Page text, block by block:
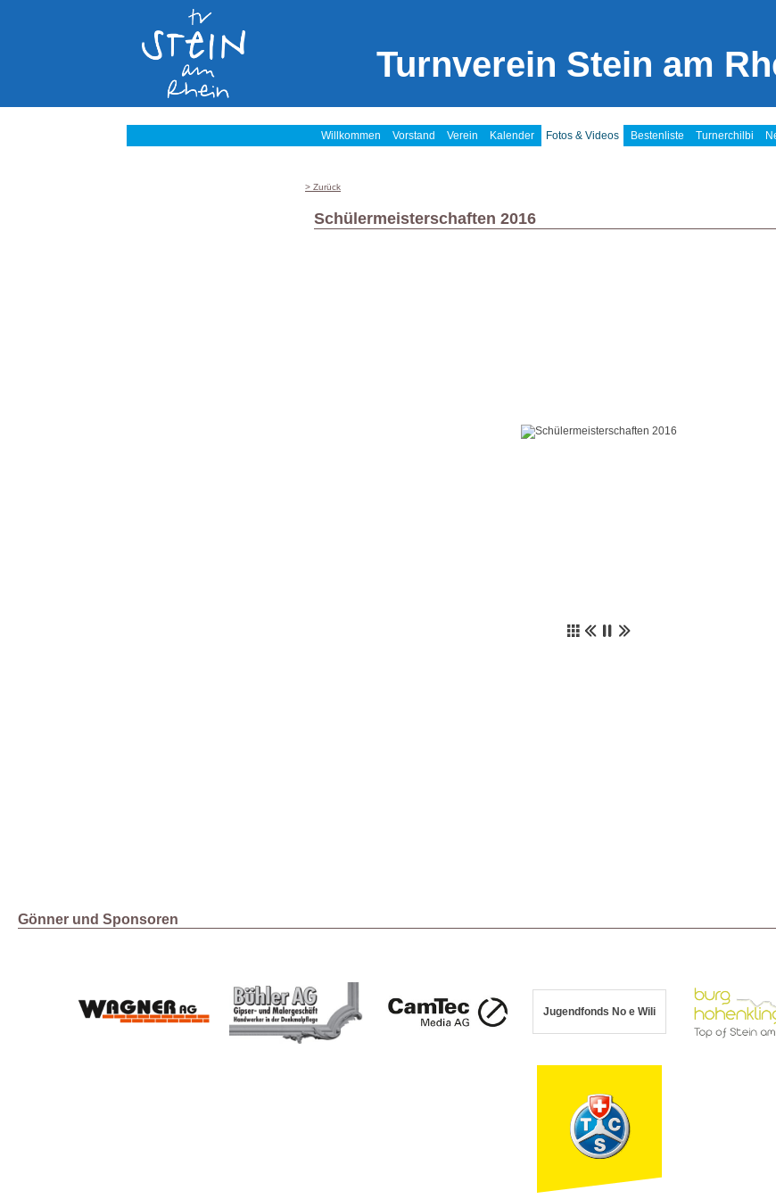
Turnverein Stein am
Willkommen Vorstand Verein Kalender Fotos & Videos Bestenliste Turnerchilbi
> Zurück
Schülermeisterschaften 2016
Gönner und Sponsoren
Jugendfonds No e Wili